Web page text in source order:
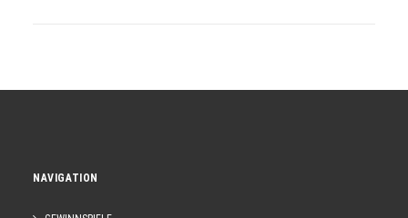
NAVIGATION